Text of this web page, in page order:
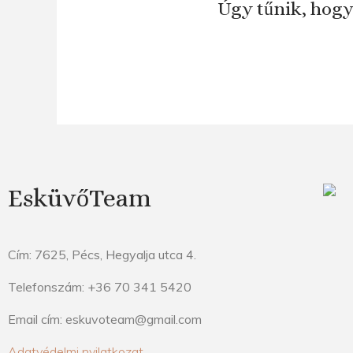
Úgy tűnik,
EsküvőTeam
Cím: 7625, Pécs, Hegyalja utca 4.
Telefonszám: +36 70 341 5420
Email cím: eskuvoteam@gmail.com